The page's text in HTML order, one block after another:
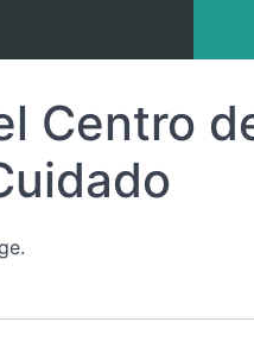
Abiertos e Indefinidos
Centro